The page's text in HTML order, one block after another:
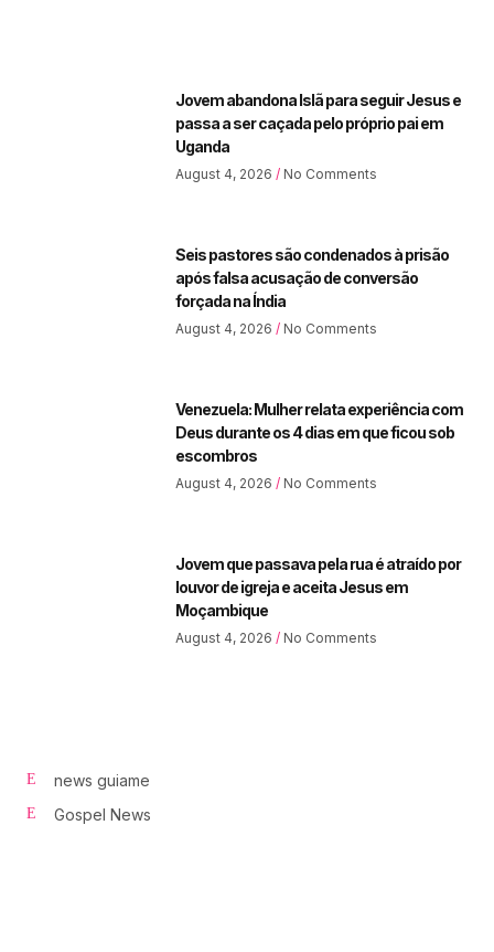
Jovem abandona Islã para seguir Jesus e
passa a ser caçada pelo próprio pai em
Uganda
August 4, 2026 No Comments
Seis pastores são condenados à prisão
após falsa acusação de conversão
forçada na Índia
August 4, 2026 No Comments
Venezuela: Mulher relata experiência com
Deus durante os 4 dias em que ficou sob
escombros
August 4, 2026 No Comments
Jovem que passava pela rua é atraído por
louvor de igreja e aceita Jesus em
Moçambique
August 4, 2026 No Comments
news guiame
Gospel News